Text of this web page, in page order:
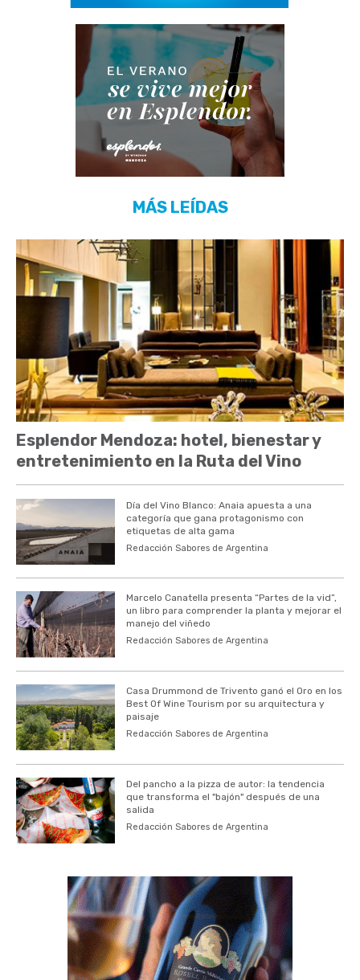
MÁS LEÍDAS
Esplendor Mendoza: hotel, bienestar y
entretenimiento en la Ruta del Vino
Día del Vino Blanco: Anaia apuesta a una
categoría que gana protagonismo con
etiquetas de alta gama
Redacción Sabores de Argentina
Marcelo Canatella presenta “Partes de la vid”,
un libro para comprender la planta y mejorar el
manejo del viñedo
Redacción Sabores de Argentina
Casa Drummond de Trivento ganó el Oro en los
Best Of Wine Tourism por su arquitectura y
paisaje
Redacción Sabores de Argentina
Del pancho a la pizza de autor: la tendencia
que transforma el "bajón" después de una
salida
Redacción Sabores de Argentina